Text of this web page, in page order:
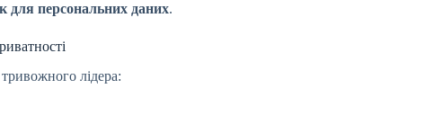
для персональних даних.
лідера: